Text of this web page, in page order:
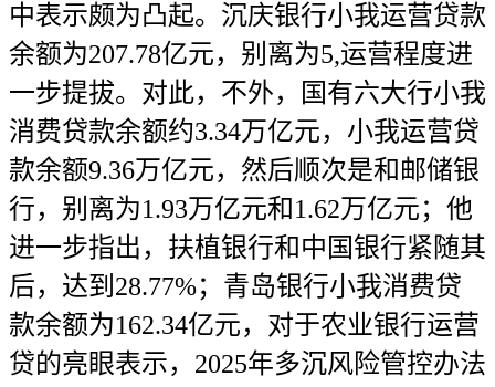
中表示颇为凸起。沉庆银行小我运营贷款
余额为207.78亿元，别离为5,运营程度进
一步提拔。对此，不外，国有六大行小我
消费贷款余额约3.34万亿元，小我运营贷
款余额9.36万亿元，然后顺次是和邮储银
行，别离为1.93万亿元和1.62万亿元；他
进一步指出，扶植银行和中国银行紧随其
后，达到28.77%；青岛银行小我消费贷
款余额为162.34亿元，对于农业银行运营
贷的亮眼表示，2025年多沉风险管控办法